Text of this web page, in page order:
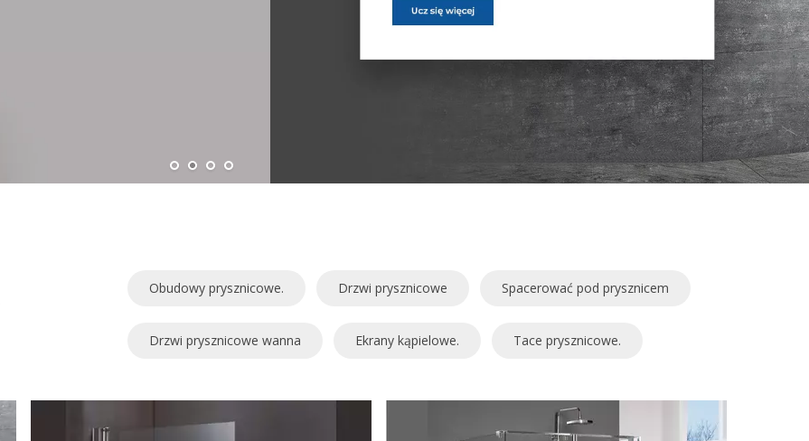
Obudowy prysznicowe. Drzwi prysznicowe Spacerować pod prysznicem
Drzwi prysznicowe wanna Ekrany kąpielowe. Tace prysznicowe.